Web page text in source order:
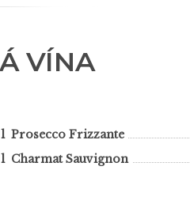
VÍNA
l Prosecco Frizzante
l Charmat Sauvignon